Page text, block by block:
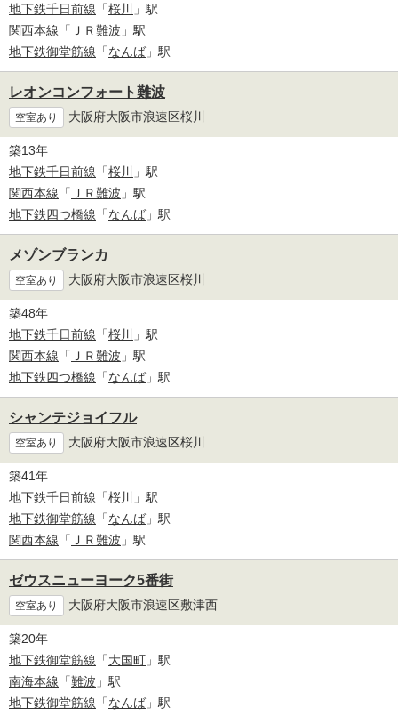
地下鉄千日前線 「桜川 」駅
関西本線 「 ＪＲ難波 」駅
地下鉄御堂筋線 「なんば 」駅
レオンコンフォート難波
空室あり 大阪府大阪市浪速区桜川
築13年
地下鉄千日前線 「桜川 」駅
関西本線 「 ＪＲ難波 」駅
地下鉄四つ橋線 「なんば 」駅
メゾンブランカ
空室あり 大阪府大阪市浪速区桜川
築48年
地下鉄千日前線 「桜川 」駅
関西本線 「 ＪＲ難波 」駅
地下鉄四つ橋線 「なんば 」駅
シャンテジョイフル
空室あり 大阪府大阪市浪速区桜川
築41年
地下鉄千日前線 「桜川 」駅
地下鉄御堂筋線 「なんば 」駅
関西本線 「 ＪＲ難波 」駅
ゼウスニューヨーク5番街
空室あり 大阪府大阪市浪速区敷津西
築20年
地下鉄御堂筋線 「大国町 」駅
南海本線 「難波 」駅
地下鉄御堂筋線 「なんば 」駅